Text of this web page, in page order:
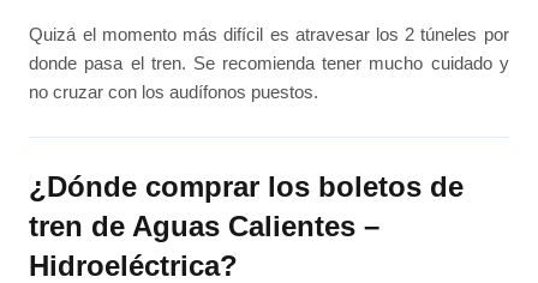
Quizá el momento más difícil es atravesar los 2 túneles por
donde pasa el tren. Se recomienda tener mucho cuidado y
no cruzar con los audífonos puestos.
¿Dónde comprar los boletos de
tren de Aguas Calientes –
Hidroeléctrica?